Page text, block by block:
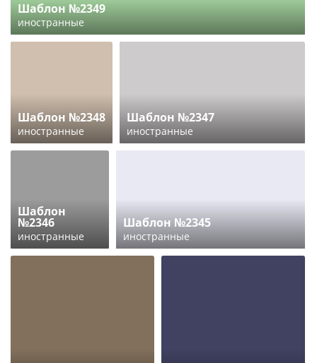
Шаблон №2349
иностранные
Шаблон №2348
иностранные
Шаблон №2347
иностранные
Шаблон
№2346
иностранные
Шаблон №2345
иностранные